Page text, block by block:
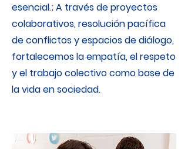
esencial.; A través de proyectos
colaborativos, resolución pacífica
de conflictos y espacios de diálogo,
fortalecemos la empatía, el respeto
y el trabajo colectivo como base de
la vida en sociedad.